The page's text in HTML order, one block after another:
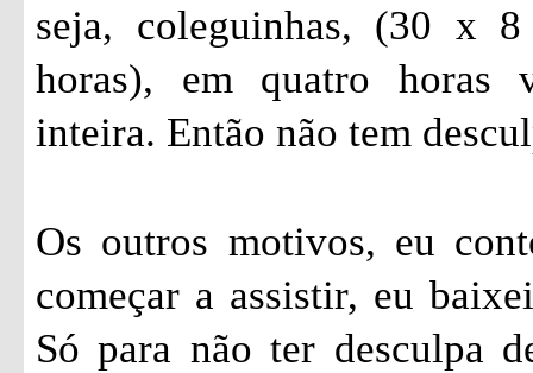
seja, coleguinhas, (30 x
horas), em quatro horas
inteira. Então não tem
Os outros motivos, eu
começar a assistir, eu
Só para não ter desculpa